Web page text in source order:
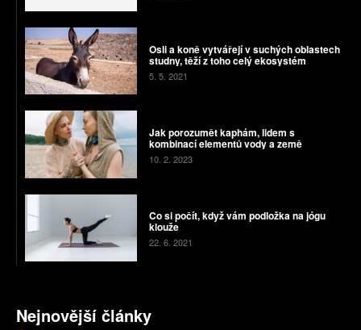
Osli a koně vytvářejí v suchých oblastech
studny, těží z toho celý ekosystém
5. 5. 2021
Jak porozumět kaphám, lidem s
kombinací elementů vody a země
10. 2. 2023
Co si počít, když vám podložka na jógu
klouže
22. 6. 2021
Nejnovější články